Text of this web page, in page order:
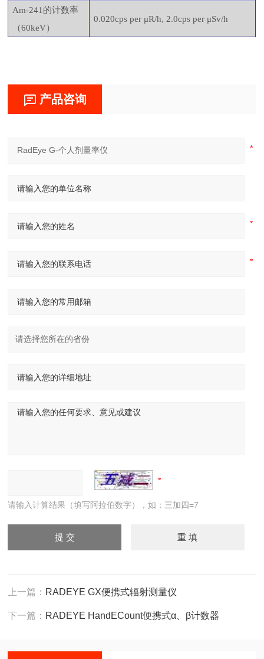
Am-241的计数率
（60keV）
0.020cps per μR/h, 2.0cps per μSv/h
产品咨询
请输入计算结果（填写阿拉伯数字），如：三加四=7
上一篇： RADEYE GX便携式辐射测量仪
下一篇： RADEYE HandECount便携式α、β计数器